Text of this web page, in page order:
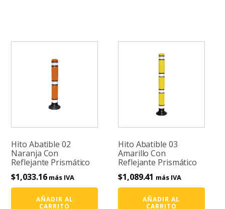
Hito Abatible 02
Naranja Con
Reflejante Prismático
$1,033.16 más IVA
AÑADIR AL
CARRITO
Hito Abatible 03
Amarillo Con
Reflejante Prismático
$1,089.41 más IVA
AÑADIR AL
CARRITO